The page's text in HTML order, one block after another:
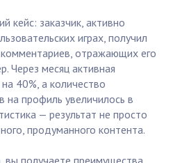
кейс: заказчик, активно
играх, получил
отражающих его
Через месяц активная
40%, а количество
профиль увеличилось в
— результат не просто
продуманного контента.